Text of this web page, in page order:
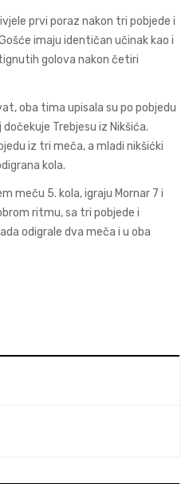
prvi poraz nakon tri pobjede i
imaju identičan učinak kao i
golova nakon četiri
oba tima upisala su po pobjedu
Trebjesu iz Nikšića.
iz tri meča, a mladi nikšićki
kola.
meču 5. kola, igraju Mornar 7 i
ritmu, sa tri pobjede i
odigrale dva meča i u oba